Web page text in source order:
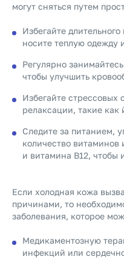
могут сняться путем
Избегайте
носите теплую одежду
Регулярно
чтобы улучшить
Избегайте стрессовых
релаксации, такие как
Следите за питанием,
количество
и витамина B12, чтобы
Если холодная кожа
причинами, то
заболевания, которое
Медикаментозную
инфекций или